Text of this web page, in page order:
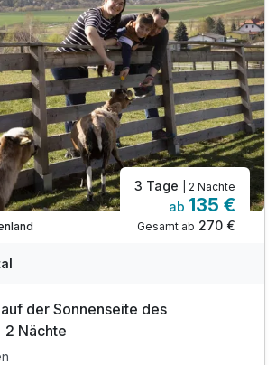
für saubere Pfoten
Routen in der Umgebung
mit über 300 Vorteilen
3 Tage | 2 Nächte
ab 135 €
Gesamt ab 270 €
der Sonnenseite des
2 Nächte